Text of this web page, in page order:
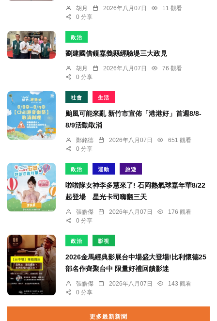
胡月 2026年八月07日
11 觀看
0 分享
政治
劉建國借鏡嘉義縣經驗堤三大政見
胡月 2026年八月07日
76 觀看
0 分享
社會 生活
颱風可能來亂 新竹市宣佈「港港好」首週8/8-
8/9活動取消
鄭銘德 2026年八月07日
651 觀看
0 分享
政治 運動 旅遊
啦啦隊女神李多慧來了! 石岡熱氣球嘉年華8/22
起登場 星光卡司嗨翻三天
張皓傑 2026年八月07日
176 觀看
0 分享
政治 影視
2026金馬經典影展台中場盛大登場!比利懷德25
部名作齊聚台中 限量好禮回饋影迷
張皓傑 2026年八月07日
143 觀看
0 分享
更多最新新聞